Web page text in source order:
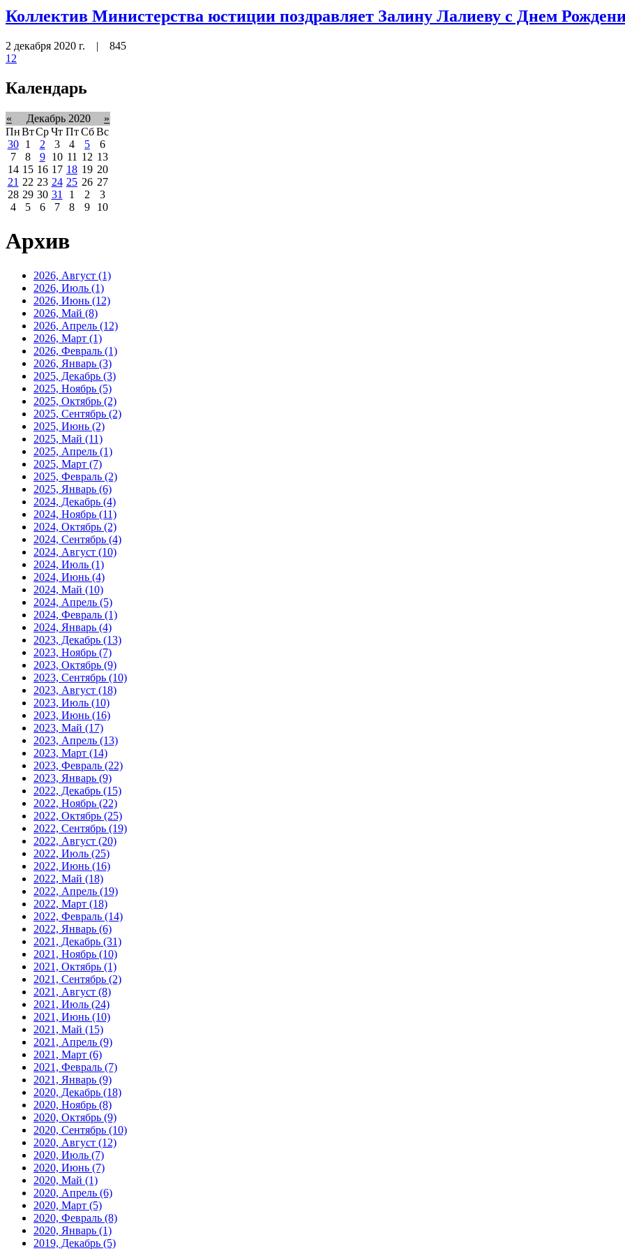
Коллектив Министерства юстиции поздравляет Залину Лалиеву с Днем
2 декабря 2020 г. | 845
1 2
Календарь
« Декабрь 2020
»
ПнВтСрЧт Пт Сб Вс
30
1 2 3 4 5
6
7
8 9 10 11 12 13
14 15 16 17 18 19 20
21 22 23 24 25 26 27
28 29 30 31 1 2
3
4
5 6 7 8 9 10
Архив
2026, Август (1)
2026, Июль (1)
2026, Июнь (12)
2026, Май (8)
2026, Апрель (12)
2026, Март (1)
2026, Февраль (1)
2026, Январь (3)
2025, Декабрь (3)
2025, Ноябрь (5)
2025, Октябрь (2)
2025, Сентябрь (2)
2025, Июнь (2)
2025, Май (11)
2025, Апрель (1)
2025, Март (7)
2025, Февраль (2)
2025, Январь (6)
2024, Декабрь (4)
2024, Ноябрь (11)
2024, Октябрь (2)
2024, Сентябрь (4)
2024, Август (10)
2024, Июль (1)
2024, Июнь (4)
2024, Май (10)
2024, Апрель (5)
2024, Февраль (1)
2024, Январь (4)
2023, Декабрь (13)
2023, Ноябрь (7)
2023, Октябрь (9)
2023, Сентябрь (10)
2023, Август (18)
2023, Июль (10)
2023, Июнь (16)
2023, Май (17)
2023, Апрель (13)
2023, Март (14)
2023, Февраль (22)
2023, Январь (9)
2022, Декабрь (15)
2022, Ноябрь (22)
2022, Октябрь (25)
2022, Сентябрь (19)
2022, Август (20)
2022, Июль (25)
2022, Июнь (16)
2022, Май (18)
2022, Апрель (19)
2022, Март (18)
2022, Февраль (14)
2022, Январь (6)
2021, Декабрь (31)
2021, Ноябрь (10)
2021, Октябрь (1)
2021, Сентябрь (2)
2021, Август (8)
2021, Июль (24)
2021, Июнь (10)
2021, Май (15)
2021, Апрель (9)
2021, Март (6)
2021, Февраль (7)
2021, Январь (9)
2020, Декабрь (18)
2020, Ноябрь (8)
2020, Октябрь (9)
2020, Сентябрь (10)
2020, Август (12)
2020, Июль (7)
2020, Июнь (7)
2020, Май (1)
2020, Апрель (6)
2020, Март (5)
2020, Февраль (8)
2020, Январь (1)
2019, Декабрь (5)